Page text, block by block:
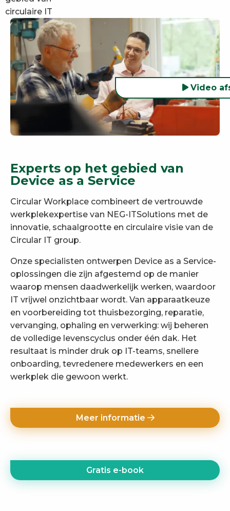
circulaire IT
Experts op het gebied van
Device as a Service
Circular Workplace combineert de vertrouwde
werkplekexpertise van NEG-ITSolutions met de
innovatie, schaalgrootte en circulaire visie van de
Circular IT group.
Onze specialisten ontwerpen Device as a Service-
oplossingen die zijn afgestemd op de manier
waarop mensen daadwerkelijk werken, waardoor
IT vrijwel onzichtbaar wordt. Van apparaatkeuze
en voorbereiding tot thuisbezorging, reparatie,
vervanging, ophaling en verwerking: wij beheren
de volledige levenscyclus onder één dak. Het
resultaat is minder druk op IT-teams, snellere
onboarding, tevredenere medewerkers en een
werkplek die gewoon werkt.
Meer informatie
Gratis e-book
Video